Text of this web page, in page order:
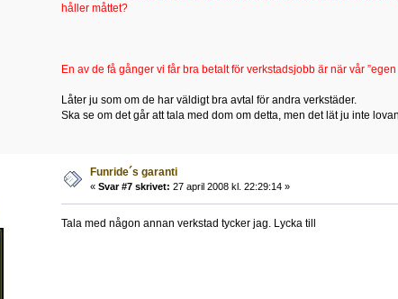
håller måttet?
En av de få gånger vi får bra betalt för verkstadsjobb är när vår
Låter ju som om de har väldigt bra avtal för andra verkstäder.
Ska se om det går att tala med dom om detta, men det lät ju inte
Funride´s garanti
« Svar #7 skrivet: 27 april 2008 kl. 22:29:14 »
Tala med någon annan verkstad tycker jag. Lycka till